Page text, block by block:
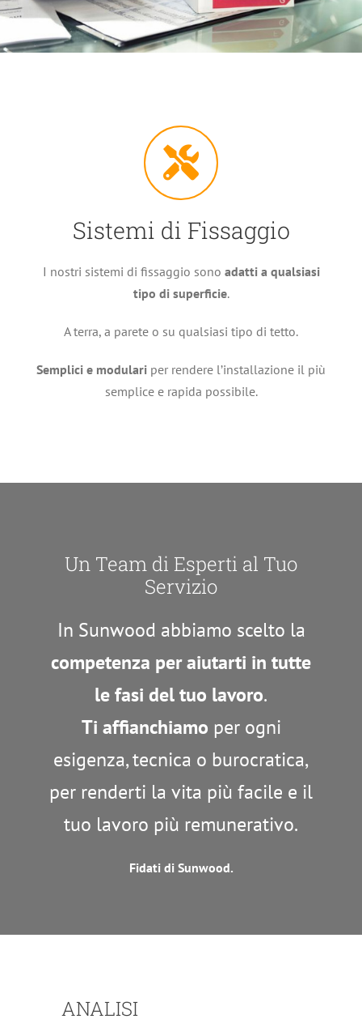
Sistemi di Fissaggio
I nostri sistemi di fissaggio sono adatti a qualsiasi
tipo di superficie.
A terra, a parete o su qualsiasi tipo di tetto.
Semplici e modulari per rendere l’installazione il più
semplice e rapida possibile.
Un Team di Esperti al Tuo
Servizio
In Sunwood abbiamo scelto la
competenza per aiutarti in tutte
le fasi del tuo lavoro.
Ti affianchiamo per ogni
esigenza, tecnica o burocratica,
per renderti la vita più facile e il
tuo lavoro più remunerativo.
Fidati di Sunwood.
ANALISI